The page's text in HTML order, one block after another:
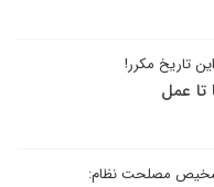
تاریخ مکرر!
تا عمل
مصلحت نظام: